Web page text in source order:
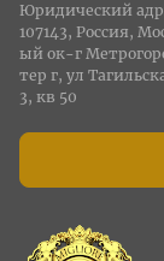
Юридический
107143, Россия,
ый ок-г
тер г, ул
3, кв 50